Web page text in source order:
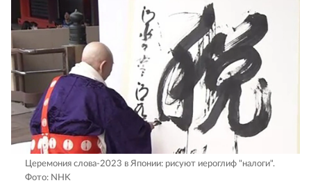
Церемония слова-2023 в Японии: рисуют иероглиф "налоги".
Фото: NHK